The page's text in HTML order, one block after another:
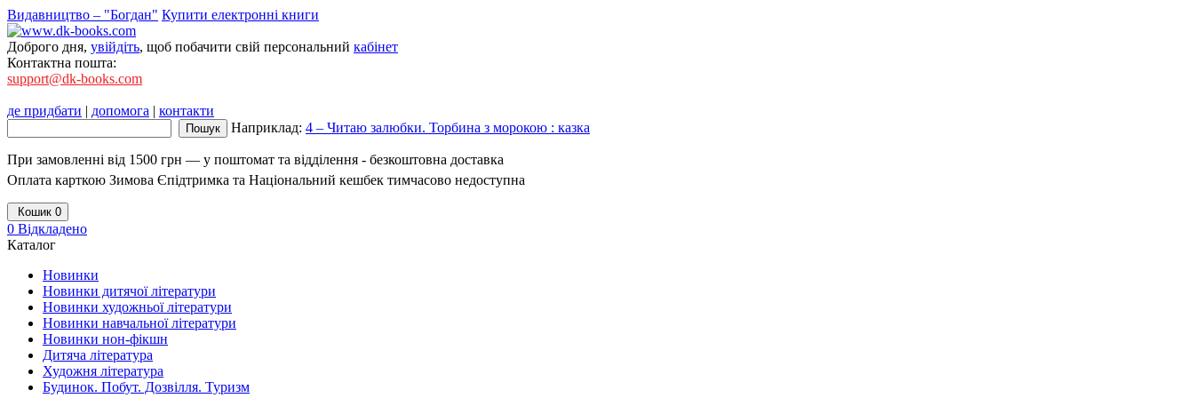
Видавництво – "Богдан" Купити електронні книги
Доброго дня, увійдіть, щоб побачити свій персональний кабінет
Контактна пошта:
support@dk-books.com
де придбати | допомога | контакти
Наприклад: 4 – Читаю залюбки. Торбина з морокою : казка
При замовленні від 1500 грн — у поштомат та відділення - безкоштовна доставка
Оплата карткою Зимова Єпідтримка та Національний кешбек тимчасово недоступна
Кошик 0
0 Відкладено
Каталог
Новинки
Новинки дитячої літератури
Новинки художньої літератури
Новинки навчальної літератури
Новинки нон-фікшн
Дитяча література
Художня література
Будинок. Побут. Дозвілля. Туризм